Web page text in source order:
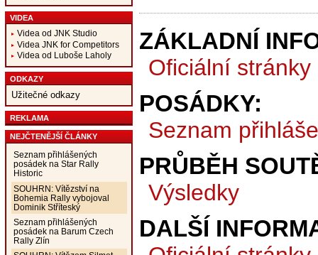
VIDEA
Videa od JNK Studio
Videa JNK for Competitors
Videa od Luboše Laholy
ODKAZY
Užitečné odkazy
REKLAMA
NEJČTENĚJŠÍ ČLÁNKY
Seznam přihlášených
posádek na Star Rally
Historic
SOUHRN: Vítězství na
Bohemia Rally vybojoval
Dominik Stříteský
Seznam přihlášených
posádek na Barum Czech
Rally Zlín
ZÁKLADNÍ
Oficiální stránky
POSÁDKY:
Seznam
PRŮBĚH
Výsledky
DALŠÍ